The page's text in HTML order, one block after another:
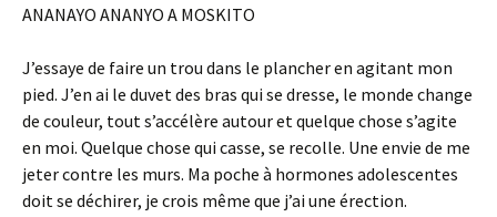
ANANAYO ANANYO A MOSKITO
J’essaye de faire un trou dans le plancher en agitant mon
pied. J’en ai le duvet des bras qui se dresse, le monde change
de couleur, tout s’accélère autour et quelque chose s’agite
en moi. Quelque chose qui casse, se recolle. Une envie de me
jeter contre les murs. Ma poche à hormones adolescentes
doit se déchirer, je crois même que j’ai une érection.